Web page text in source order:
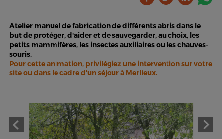
Atelier manuel de fabrication de différents abris dans le
but de protéger, d'aider et de sauvegarder, au choix, les
petits mammifères, les insectes auxiliaires ou les chauves-
souris.
Pour cette animation, privilégiez une intervention sur votre
site ou dans le cadre d'un séjour à Merlieux.